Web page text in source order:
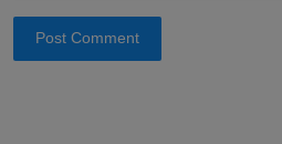
Post Comment